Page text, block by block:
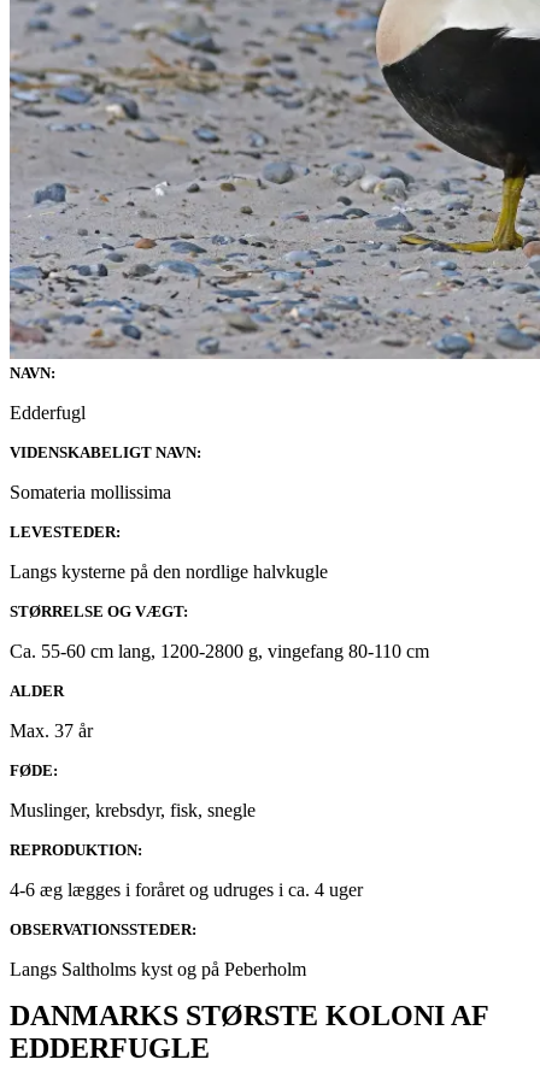
NAVN:
Edderfugl
VIDENSKABELIGT NAVN:
Somateria mollissima
LEVESTEDER:
Langs kysterne på den nordlige halvkugle
STØRRELSE OG VÆGT:
Ca. 55-60 cm lang, 1200-2800 g, vingefang 80-110 cm
ALDER
Max. 37 år
FØDE:
Muslinger, krebsdyr, fisk, snegle
REPRODUKTION:
4-6 æg lægges i foråret og udruges i ca. 4 uger
OBSERVATIONSSTEDER:
Langs Saltholms kyst og på Peberholm
DANMARKS STØRSTE KOLONI AF
EDDERFUGLE